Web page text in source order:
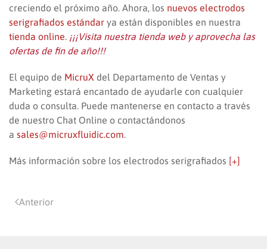
creciendo el próximo año. Ahora, los nuevos electrodos
serigrafiados estándar ya están disponibles en nuestra
tienda online. ¡¡¡Visita nuestra tienda web y aprovecha las
ofertas de fin de año!!!
El equipo de MicruX del Departamento de Ventas y
Marketing estará encantado de ayudarle con cualquier
duda o consulta. Puede mantenerse en contacto a través
de nuestro Chat Online o contactándonos
a sales@micruxfluidic.com.
Más información sobre los electrodos serigrafiados [+]
Anterior